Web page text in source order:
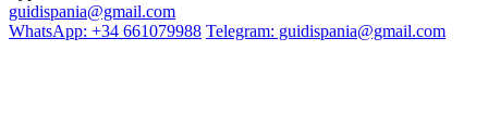
guidispania@gmail.com
WhatsApp: +34 661079988 Telegram: guidispania@gmail.com